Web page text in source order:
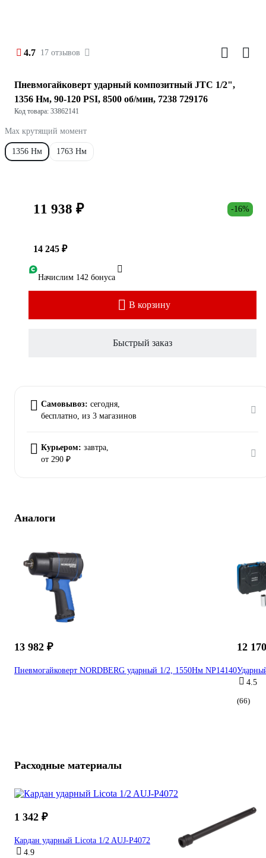
4.7 17 отзывов
Пневмогайковерт ударный композитный JTC 1/2",
1356 Нм, 90-120 PSI, 8500 об/мин, 7238 729176
Код товара: 33862141
Max крутящий момент
1356 Нм 1763 Нм
11 938 ₽ -16%
14 245 ₽
Начислим 142 бонуса
В корзину
Быстрый заказ
Самовывоз: сегодня,
бесплатно, из 3 магазинов
Курьером: завтра,
от 290 ₽
Аналоги
13 982 ₽
Пневмогайковерт NORDBERG ударный 1/2, 1550Нм NP14140
12
4.5
(66)
Расходные материалы
1 342 ₽
Кардан ударный Licota 1/2 AUJ-P4072
4.9